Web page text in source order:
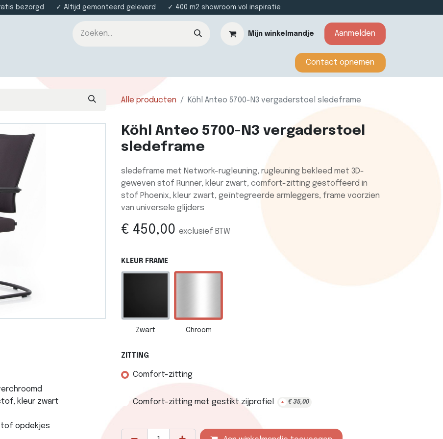
bezorgd ✓ Altijd gemonteerd geleverd ✓ 400 m2 showroom vol inspiratie
Mijn winkelmandje Aanmelden
​​​​​​Contact opnemen​​
Alle producten Köhl Anteo 5700-N3 vergaderstoel sledeframe
kleur zwart
opdekjes
Köhl Anteo 5700-N3 vergaderstoel
sledeframe
sledeframe met Network-rugleuning, rugleuning bekleed met 3D-
geweven stof Runner, kleur zwart, comfort-zitting gestoffeerd in
stof Phoenix, kleur zwart, geïntegreerde armleggers, frame voorzien
van universele glijders
€ 450,00 exclusief BTW
KLEUR FRAME
Zwart Chroom
ZITTING
Comfort-zitting
Comfort-zitting met gestikt zijprofiel + € 35,00